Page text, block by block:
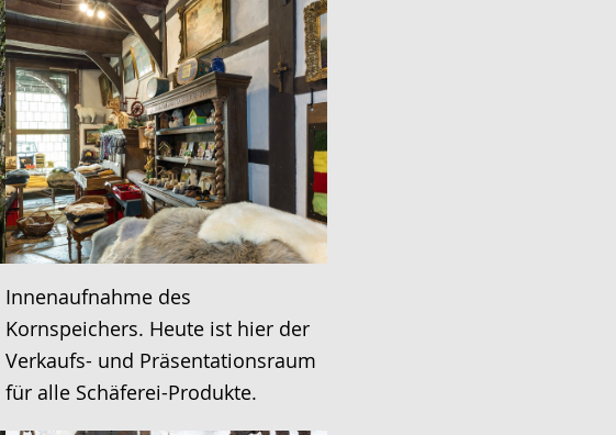
Innenaufnahme des
Kornspeichers. Heute ist hier der
Verkaufs- und Präsentationsraum
für alle Schäferei-Produkte.